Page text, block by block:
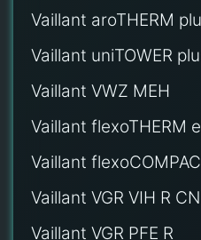
Vaillant aroTHERM
Vaillant uniTOWER
Vaillant VWZ MEH
Vaillant flexoTHERM
Vaillant
Vaillant VGR VIH R CN
Vaillant VGR PFE R